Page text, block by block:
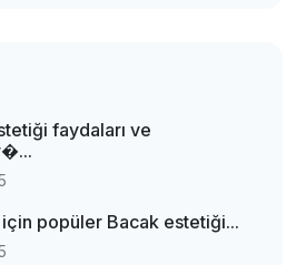
faydaları ve
için popüler Bacak estetiği...